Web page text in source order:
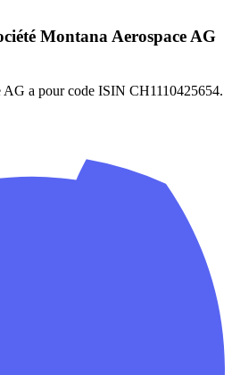
Montana Aerospace AG
a pour code ISIN CH1110425654.